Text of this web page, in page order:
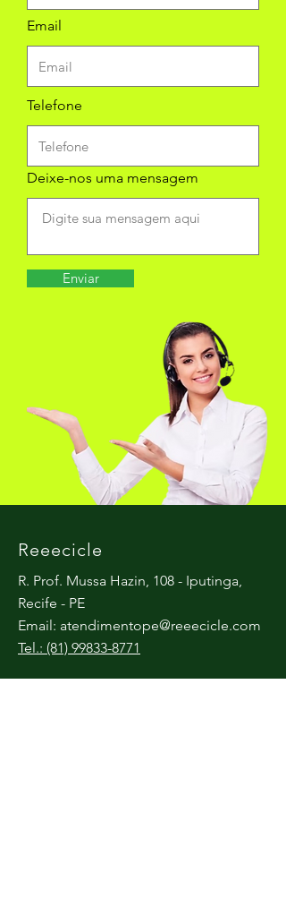
Email
Telefone
Deixe-nos uma mensagem
Enviar
Reeecicle
R. Prof. Mussa Hazin, 108 - Iputinga,
Recife - PE
Email: atendimentope@reeecicle.com
Tel.: (81) 99833-8771